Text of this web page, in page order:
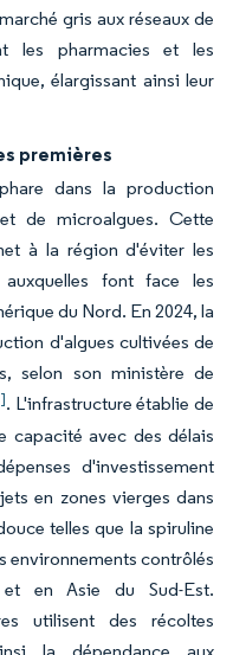
gris aux réseaux de
les pharmacies et les
élargissant ainsi leur
premières
dans la production
de microalgues. Cette
à la région d'éviter les
font face les
du Nord. En 2024, la
d'algues cultivées de
selon son ministère de
. L'infrastructure établie de
capacité avec des délais
d'investissement
en zones vierges dans
telles que la spiruline
environnements contrôlés
en Asie du Sud-Est.
utilisent des récoltes